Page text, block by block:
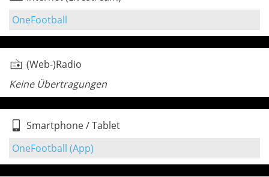
OneFootball
(Web-)Radio
Keine Übertragungen
Smartphone / Tablet
OneFootball (App)